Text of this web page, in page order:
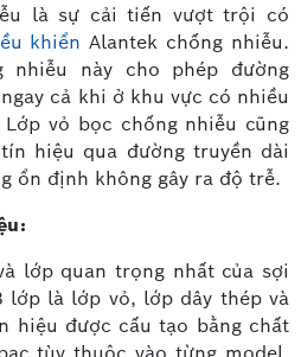
là sự cải tiến vượt trội có
khiển Alantek chống nhiễu.
này cho phép đường
cả khi ở khu vực có nhiều
vỏ bọc chống nhiễu cũng
hiệu qua đường truyền dài
ổn định không gây ra độ trễ.
lớp quan trọng nhất của sợi
lớp là lớp vỏ, lớp dây thép và
hiệu được cấu tạo bằng chất